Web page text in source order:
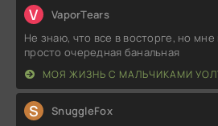
V VaporTears
Не знаю, что все в восторге, но мне
просто очередная банальная
МОЯ ЖИЗНЬ С МАЛЬЧИКАМИ
S SnuggleFox